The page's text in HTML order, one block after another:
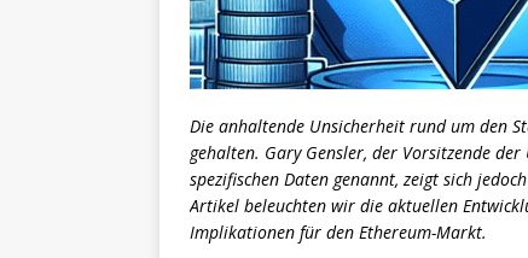
Die anhaltende Unsicherheit rund um den
gehalten. Gary Gensler, der Vorsitzende der
spezifischen Daten genannt, zeigt sich
Artikel beleuchten wir die aktuellen
Implikationen für den Ethereum-Markt.